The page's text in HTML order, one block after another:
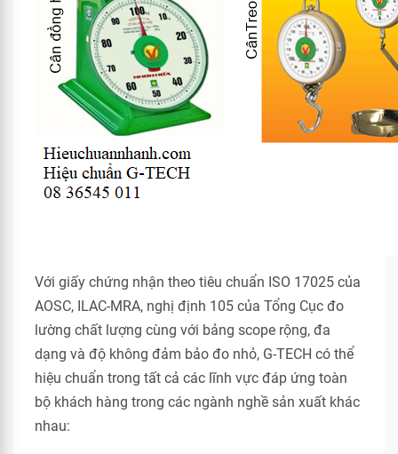
Với giấy chứng nhận theo tiêu chuẩn ISO 17025 của
AOSC, ILAC-MRA, nghị định 105 của Tổng Cục đo
lường chất lượng cùng với bảng scope rộng, đa
dạng và độ không đảm bảo đo nhỏ, G-TECH có thể
hiệu chuẩn trong tất cả các lĩnh vực đáp ứng toàn
bộ khách hàng trong các ngành nghề sản xuất khác
nhau: